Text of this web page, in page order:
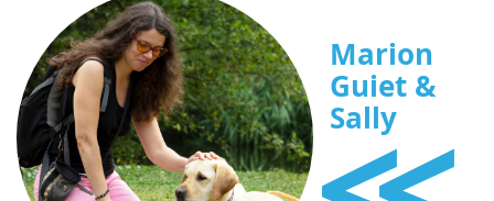
Marion
Guiet &
Sally